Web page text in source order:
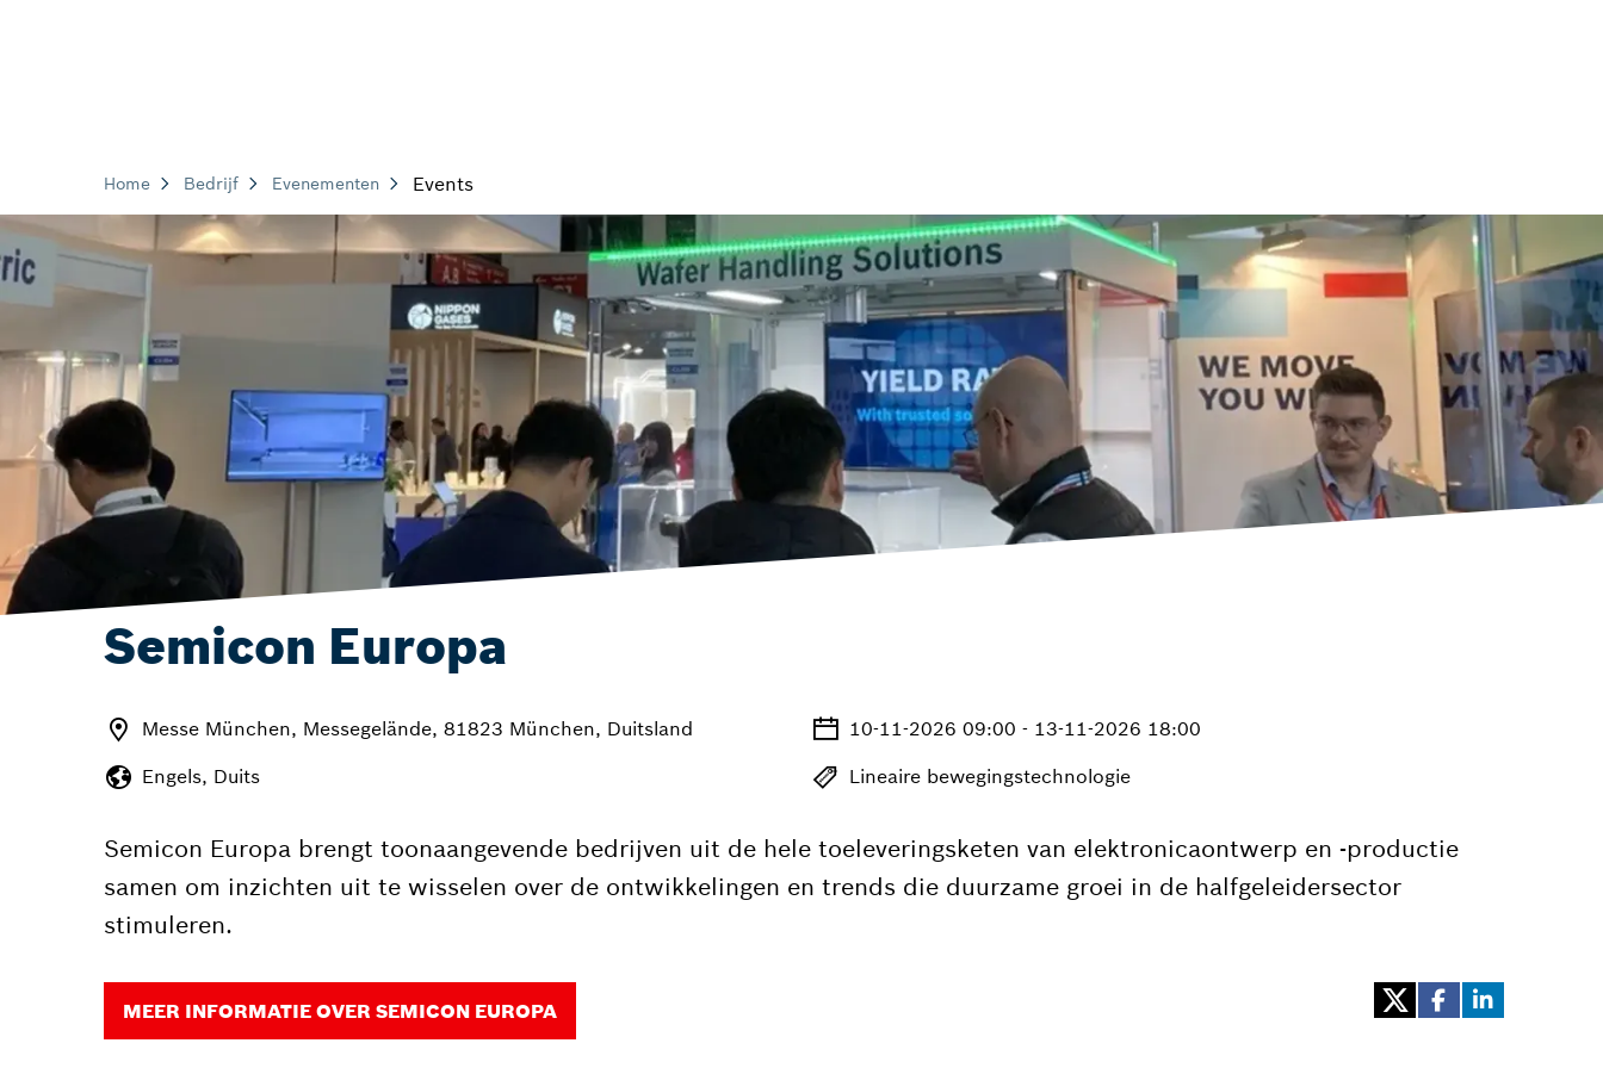
Home Bedrijf Evenementen Events
Semicon Europa
Messe München, Messegelände, 81823 München, Duitsland
10-11-2026 09:00 - 13-11-2026 18:00
Engels, Duits
Lineaire bewegingstechnologie
Semicon Europa brengt toonaangevende bedrijven uit de hele toeleveringsketen van elektronicaontwerp en -productie
samen om inzichten uit te wisselen over de ontwikkelingen en trends die duurzame groei in de halfgeleidersector
stimuleren.
MEER INFORMATIE OVER SEMICON EUROPA